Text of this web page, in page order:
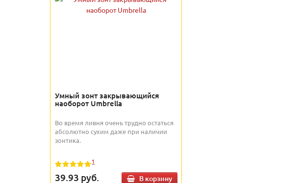
Умный зонт закрывающийся
наоборот Umbrella
Во время ливня очень трудно остаться
абсолютно сухим даже при наличии
зонтика.
1
39.93 руб. В корзину